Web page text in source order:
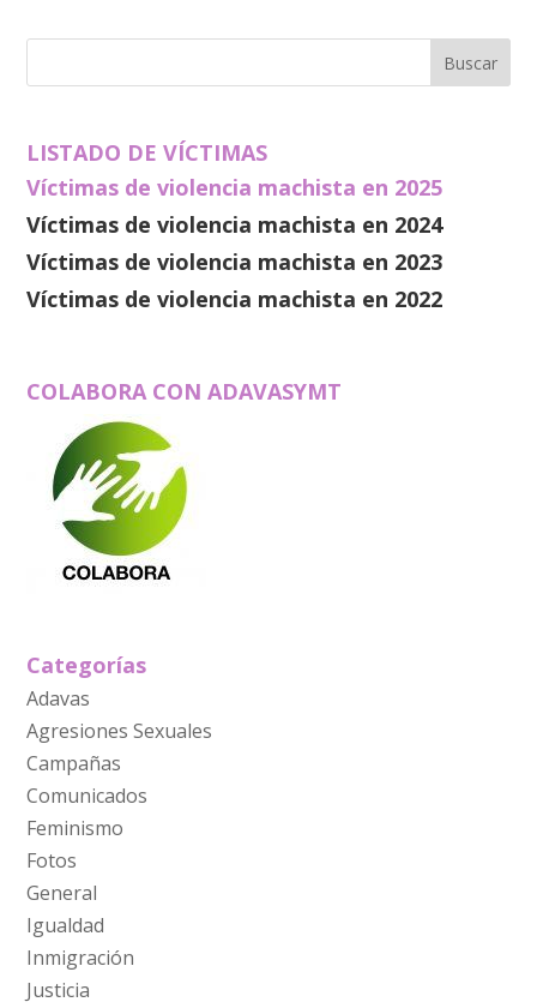
LISTADO DE VÍCTIMAS
Víctimas de violencia machista en 2025
Víctimas de violencia machista en 2024
Víctimas de violencia machista en 2023
Víctimas de violencia machista en 2022
COLABORA CON ADAVASYMT
Categorías
Adavas
Agresiones Sexuales
Campañas
Comunicados
Feminismo
Fotos
General
Igualdad
Inmigración
Justicia